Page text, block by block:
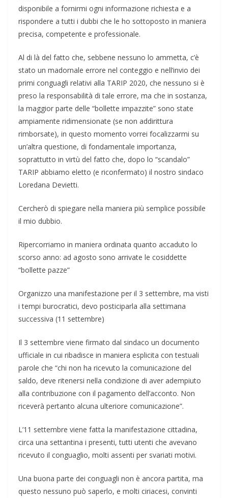
disponibile a fornirmi ogni informazione richiesta e a
rispondere a tutti i dubbi che le ho sottoposto in maniera
precisa, competente e professionale.
Al di là del fatto che, sebbene nessuno lo ammetta, c’è
stato un madornale errore nel conteggio e nell’invio dei
primi conguagli relativi alla TARIP 2020, che nessuno si è
preso la responsabilità di tale errore, ma che in sostanza,
la maggior parte delle “bollette impazzite” sono state
ampiamente ridimensionate (se non addirittura
rimborsate), in questo momento vorrei focalizzarmi su
un’altra questione, di fondamentale importanza,
soprattutto in virtù del fatto che, dopo lo “scandalo”
TARIP abbiamo eletto (e riconfermato) il nostro sindaco
Loredana Devietti.
Cercherò di spiegare nella maniera più semplice possibile
il mio dubbio.
Ripercorriamo in maniera ordinata quanto accaduto lo
scorso anno: ad agosto sono arrivate le cosiddette
“bollette pazze”
Organizzo una manifestazione per il 3 settembre, ma visti
i tempi burocratici, devo posticiparla alla settimana
successiva (11 settembre)
Il 3 settembre viene firmato dal sindaco un documento
ufficiale in cui ribadisce in maniera esplicita con testuali
parole che “chi non ha ricevuto la comunicazione del
saldo, deve ritenersi nella condizione di aver adempiuto
alla contribuzione con il pagamento dell’acconto. Non
riceverà pertanto alcuna ulteriore comunicazione”.
L’11 settembre viene fatta la manifestazione cittadina,
circa una settantina i presenti, tutti utenti che avevano
ricevuto il conguaglio, molti assenti per svariati motivi.
Una buona parte dei conguagli non è ancora partita, ma
questo nessuno può saperlo, e molti ciriacesi, convinti